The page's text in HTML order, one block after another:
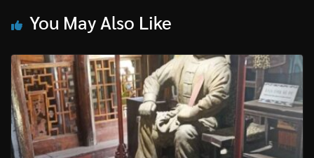
You May Also Like